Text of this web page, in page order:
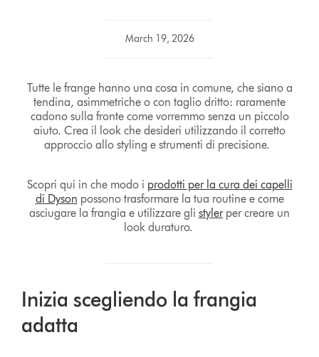
March 19, 2026
Tutte le frange hanno una cosa in comune, che siano a
tendina, asimmetriche o con taglio dritto: raramente
cadono sulla fronte come vorremmo senza un piccolo
aiuto. Crea il look che desideri utilizzando il corretto
approccio allo styling e strumenti di precisione.
Scopri qui in che modo i prodotti per la cura dei capelli
di Dyson possono trasformare la tua routine e come
asciugare la frangia e utilizzare gli stylerper creare un
look duraturo.
Inizia scegliendo la frangia
adatta